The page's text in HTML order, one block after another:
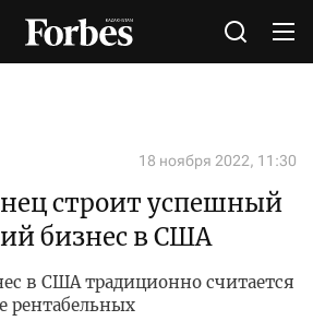
18 ноября 2022, 11:30
строит успешный
бизнес в США
в США традиционно считается
рентабельных